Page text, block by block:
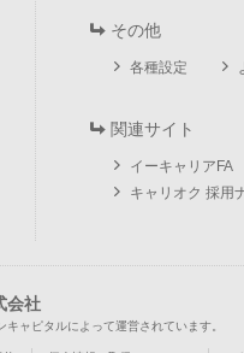
その他
各種設定
関連サイト
イーキャリアFA
キャリオク 採用
会社
ャピタルによって運営されています。